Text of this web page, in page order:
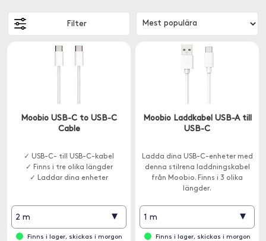
Filter
Moobio USB-C to USB-C
Cable
✓ USB-C- till USB-C-kabel
✓ Finns i tre olika längder
✓ Laddar dina enheter
2 m ▾
Finns i lager, skickas i morgon
Moobio Laddkabel USB-A till
USB-C
Ladda dina USB-C-enheter med
denna stilrena laddningskabel
från Moobio. Finns i 3 olika
längder.
1 m ▾
Finns i lager, skickas i morgon